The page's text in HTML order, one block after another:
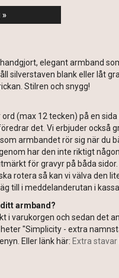
»
elegant armband
silverstaven blank eller låt
Stilren och snygg!
(max 12 tecken) på en sida
det. Vi erbjuder också
armbandet rör sig när du
har den inte riktigt
för gravyr på båda sidor.
rotera så kan vi välva den
till i meddelanderutan i
armband?
i varukorgen och sedan det
"Simplicity - extra
Eller länk här: Extra